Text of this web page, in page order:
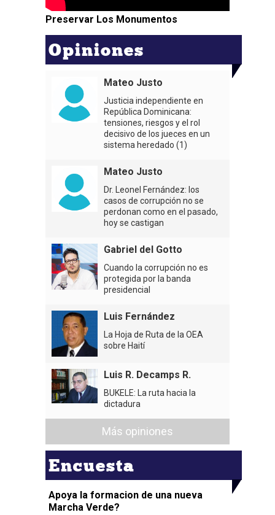
Preservar Los Monumentos
Opiniones
Mateo Justo
Justicia independiente en
República Dominicana:
tensiones, riesgos y el rol
decisivo de los jueces en un
sistema heredado (1)
Mateo Justo
Dr. Leonel Fernández: los
casos de corrupción no se
perdonan como en el pasado,
hoy se castigan
Gabriel del Gotto
Cuando la corrupción no es
protegida por la banda
presidencial
Luis Fernández
La Hoja de Ruta de la OEA
sobre Haití
Luis R. Decamps R.
BUKELE: La ruta hacia la
dictadura
Más opiniones
Encuesta
Apoya la formacion de una nueva
Marcha Verde?